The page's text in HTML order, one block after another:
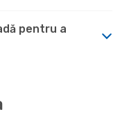
pentru a